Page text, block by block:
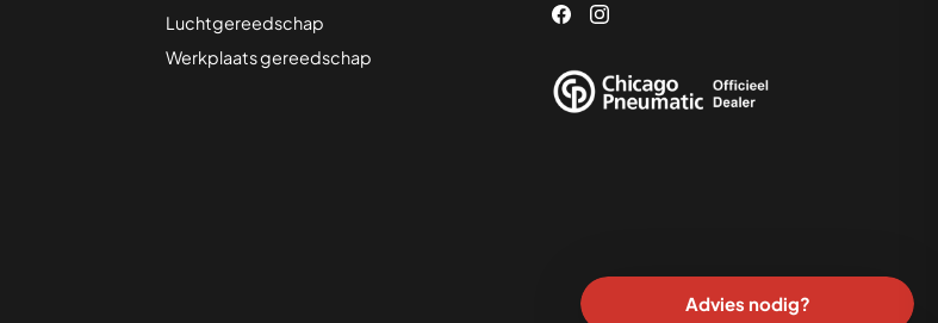
Luchtgereedschap
Werkplaats gereedschap
Advies nodig?